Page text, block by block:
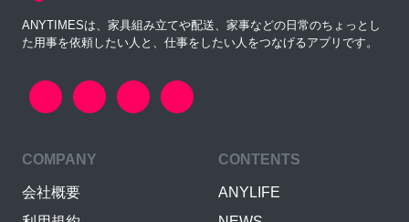
ANYTIMESは、家具組み立てや配送、家事などの日常のちょっとし
た用事を依頼したい人と、仕事をしたい人をつなげるアプリです。
COMPANY
会社概要
CONTENTS
ANYLIFE